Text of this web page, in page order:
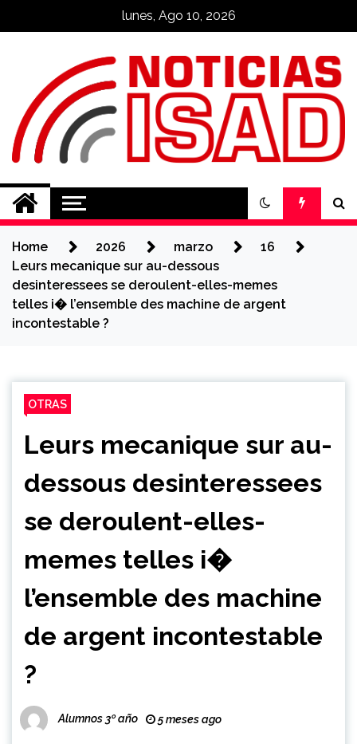
lunes, Ago 10, 2026
Noticias ISAD
REALIZADO POR NUESTROS
Home 2026 marzo
16
Leurs mecanique sur au-dessous
desinteressees se deroulent-elles-memes
telles i� l’ensemble des machine de argent
incontestable ?
OTRAS
Leurs mecanique sur au-
dessous desinteressees
se deroulent-elles-
memes telles i�
l’ensemble des machine
de argent incontestable
?
Alumnos 3º año 5 meses ago